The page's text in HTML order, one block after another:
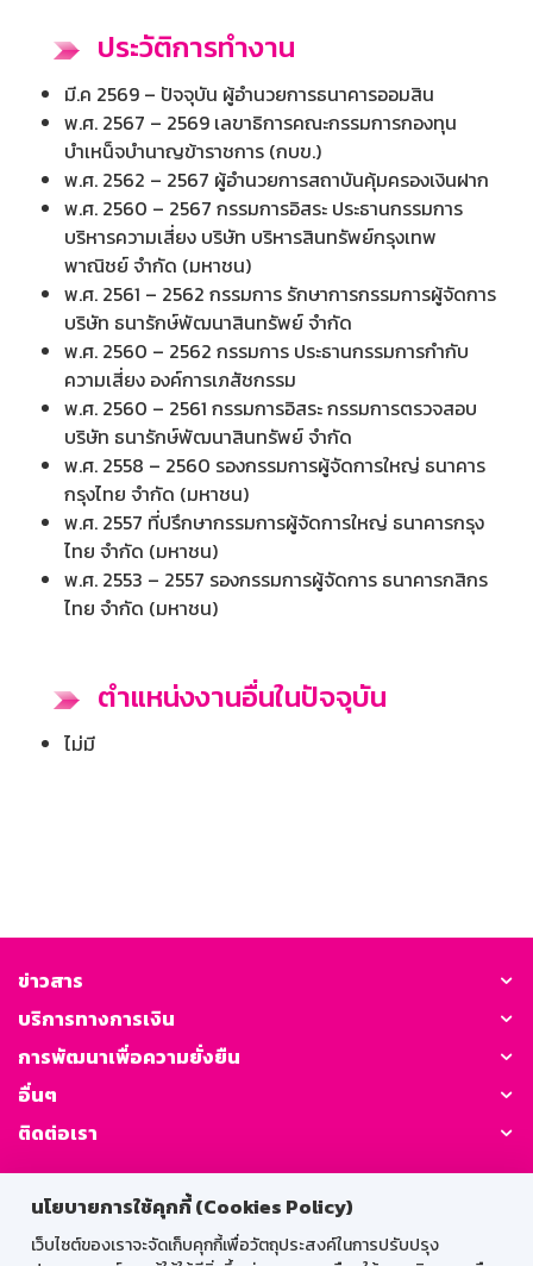
นโยบายการใช้คุกกี้ (Cookies Policy)
เว็บไซต์ของเราจะจัดเก็บคุกกี้เพื่อวัตถุประสงค์ในการปรับปรุง
ประวัติการทำงาน
มี.ค 2569 – ปัจจุบัน ผู้อำนวยการธนาคารออมสิน
พ.ศ. 2567 – 2569 เลขาธิการคณะกรรมการกองทุน
บำเหน็จบำนาญข้าราชการ (กบข.)
พ.ศ. 2562 – 2567 ผู้อำนวยการสถาบันคุ้มครองเงินฝาก
พ.ศ. 2560 – 2567 กรรมการอิสระ ประธานกรรมการ
บริหารความเสี่ยง บริษัท บริหารสินทรัพย์กรุงเทพ
พาณิชย์ จำกัด (มหาชน)
พ.ศ. 2561 – 2562 กรรมการ รักษาการกรรมการผู้จัดการ
บริษัท ธนารักษ์พัฒนาสินทรัพย์ จำกัด
พ.ศ. 2560 – 2562 กรรมการ ประธานกรรมการกำกับ
ความเสี่ยง องค์การเภสัชกรรม
พ.ศ. 2560 – 2561 กรรมการอิสระ กรรมการตรวจสอบ
บริษัท ธนารักษ์พัฒนาสินทรัพย์ จำกัด
พ.ศ. 2558 – 2560 รองกรรมการผู้จัดการใหญ่ ธนาคาร
กรุงไทย จำกัด (มหาชน)
พ.ศ. 2557 ที่ปรึกษากรรมการผู้จัดการใหญ่ ธนาคารกรุง
ไทย จำกัด (มหาชน)
พ.ศ. 2553 – 2557 รองกรรมการผู้จัดการ ธนาคารกสิกร
ไทย จำกัด (มหาชน)
ตำแหน่งงานอื่นในปัจจุบัน
ไม่มี
ข่าวสาร
บริการทางการเงิน
การพัฒนาเพื่อความยั่งยืน
อื่นๆ
ติดต่อเรา
GSB Society: